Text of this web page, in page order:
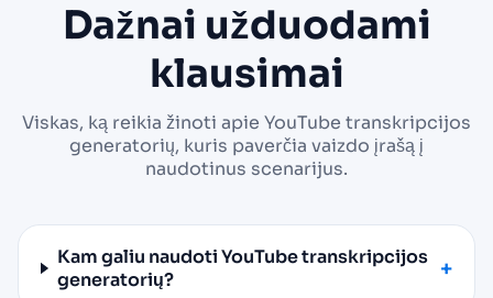
Dažnai užduodami
klausimai
Viskas, ką reikia žinoti apie YouTube transkripcijos
generatorių, kuris paverčia vaizdo įrašą į
naudotinus scenarijus.
Kam galiu naudoti YouTube transkripcijos
generatorių?